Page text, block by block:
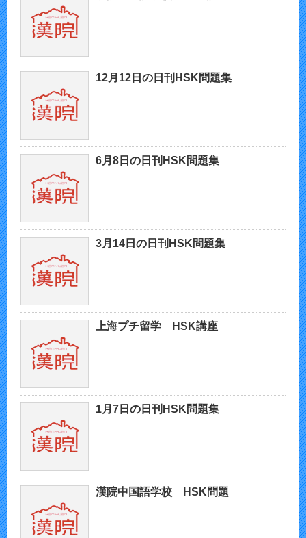
12月12日の日刊HSK問題集
6月8日の日刊HSK問題集
3月14日の日刊HSK問題集
上海プチ留学 HSK講座
1月7日の日刊HSK問題集
漢院中国語学校 HSK問題